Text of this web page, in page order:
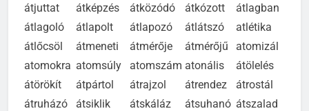
átjuttat
átképzés átközódó átkózott
átlagban
átlagoló
átlapolt átlapozó átlátszó
atlétika
átlőcsöl
átmeneti átmérője átmérőjű
atomizál
atomokra atomsúly atomszám atonális
átölelés
átörökít
átpártol átrajzol átrendez
átrostál
átruházó
átsiklik átskáláz átsuhanó átszalad